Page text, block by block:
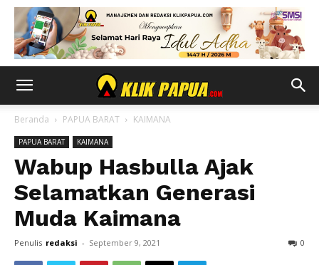
Beranda PAPUA BARAT KAIMANA
PAPUA BARAT KAIMANA
Wabup Hasbulla Ajak
Selamatkan Generasi
Muda Kaimana
Penulis redaksi - September 9, 2021 0